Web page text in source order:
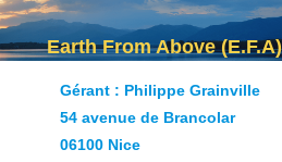
Earth From Above (E.F.A)
Gérant : Philippe Grainville
54 avenue de Brancolar
06100 Nice